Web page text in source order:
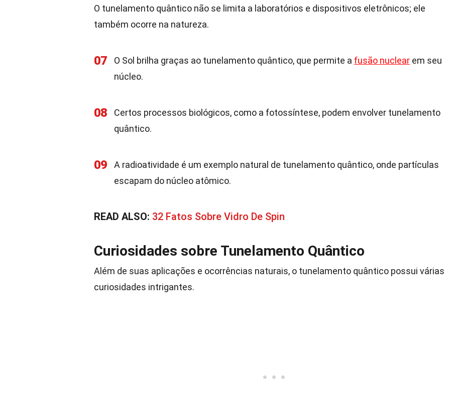
O tunelamento quântico não se limita a laboratórios e dispositivos eletrônicos; ele
também ocorre na natureza.
07 O Sol brilha graças ao tunelamento quântico, que permite a fusão nuclear em seu
núcleo.
08
Certos processos biológicos, como a fotossíntese, podem envolver tunelamento
quântico.
09
A radioatividade é um exemplo natural de tunelamento quântico, onde partículas
escapam do núcleo atômico.
READ ALSO: 32 Fatos Sobre Vidro De Spin
Curiosidades sobre Tunelamento Quântico
Além de suas aplicações e ocorrências naturais, o tunelamento quântico possui várias
curiosidades intrigantes.